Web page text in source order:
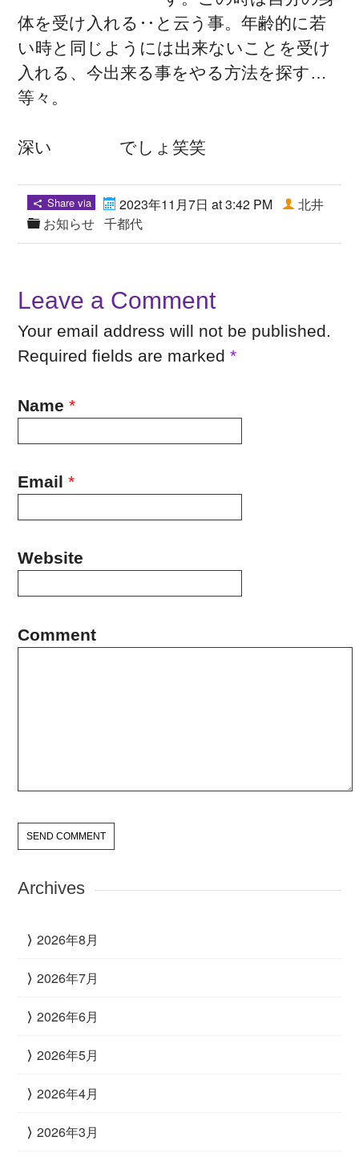
体を受け入れる‥と云う事。年齢的に若
い時と同じようには出来ないことを受け
入れる、今出来る事をやる方法を探す…
等々。
深い でしょ笑笑
Share via
2023年11月7日 at 3:42 PM
お知らせ
北井
千都代
Leave a Comment
Your email address will not be published.
Required fields are marked*
Name *
Email *
Website
Comment
Archives
2026年8月
2026年7月
2026年6月
2026年5月
2026年4月
2026年3月